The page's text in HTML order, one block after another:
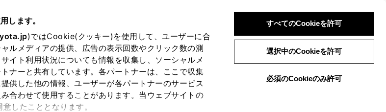
します。
)ではCookie(クッキー)を使用して、ユーザーに合
ルメディアの提供、広告の表示回数やクリック数の測
イト利用状況についても情報を収集し、ソーシャルメ
ナーと共有しています。各パートナーは、ここで収集
供した他の情報、ユーザーが各パートナーのサービス
合わせて使用することがあります。当ウェブサイトの
したこととなります。
すべてのCookieを許可
選択中のCookieを許可
必須のCookieのみ許可
ログイン 検索 メニュー
メニュー
気に入り 保存した見積り